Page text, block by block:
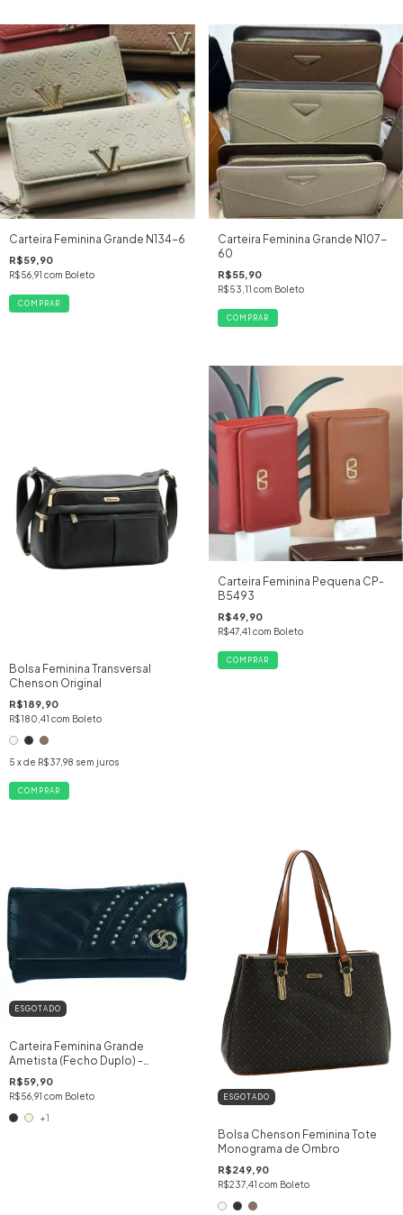
Carteira Feminina Grande N134-6
R$59,90
R$56,91 com Boleto
Carteira Feminina Grande N107-
60
R$55,90
R$53,11 com Boleto
Bolsa Feminina Transversal
Chenson Original
R$189,90
R$180,41 com Boleto
5 x de R$37,98 sem juros
COMPRAR
Carteira Feminina Pequena CP-
B5493
R$49,90
R$47,41 com Boleto
ESGOTADO
Carteira Feminina Grande
Ametista (Fecho Duplo) -
Santino
R$59,90
R$56,91 com Boleto
+1
ESGOTADO
Bolsa Chenson Feminina Tote
Monograma de Ombro
R$249,90
R$237,41 com Boleto